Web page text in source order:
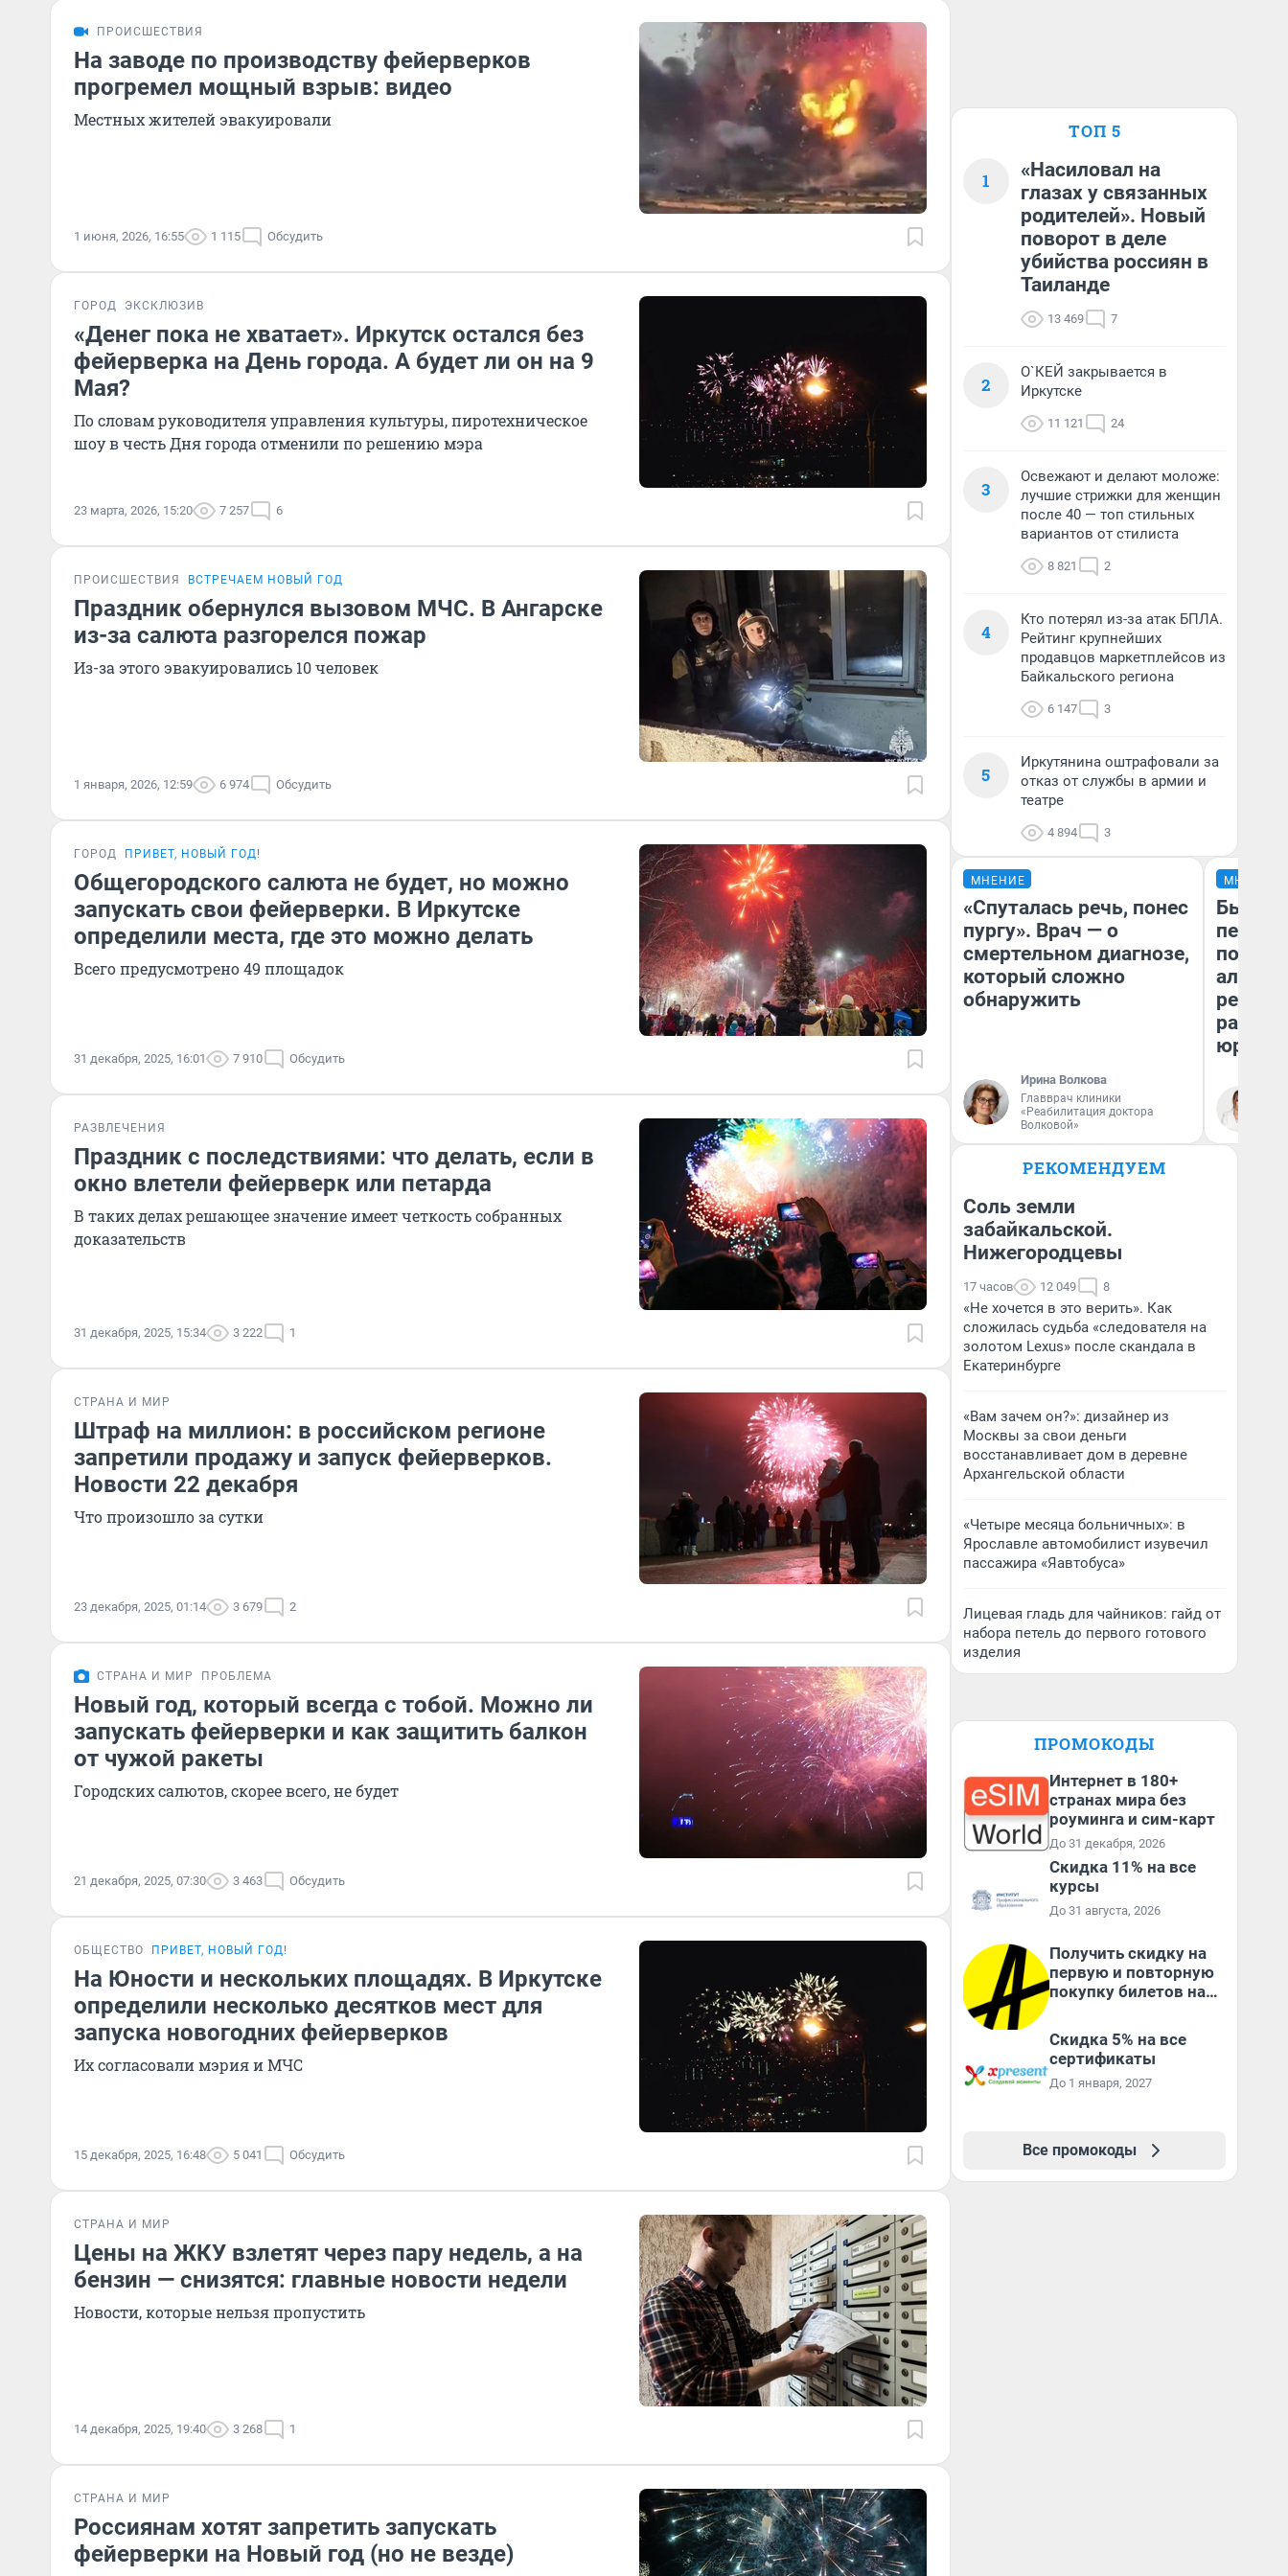
ПРОИСШЕСТВИЯ
На заводе по производству фейерверков
прогремел мощный взрыв: видео
Местных жителей эвакуировали
1 июня, 2026, 16:55 1 115 Обсудить
ГОРОД ЭКСКЛЮЗИВ
«Денег пока не хватает». Иркутск остался без
фейерверка на День города. А будет ли он на 9
Мая?
По словам руководителя управления культуры, пиротехническое
шоу в честь Дня города отменили по решению мэра
23 марта, 2026, 15:20 7 257 6
ПРОИСШЕСТВИЯ ВСТРЕЧАЕМ НОВЫЙ ГОД
Праздник обернулся вызовом МЧС. В Ангарске
из-за салюта разгорелся пожар
Из-за этого эвакуировались 10 человек
1 января, 2026, 12:59 6 974 Обсудить
ГОРОД ПРИВЕТ, НОВЫЙ ГОД!
Общегородского салюта не будет, но можно
запускать свои фейерверки. В Иркутске
определили места, где это можно делать
Всего предусмотрено 49 площадок
31 декабря, 2025, 16:01 7 910 Обсудить
РАЗВЛЕЧЕНИЯ
Праздник с последствиями: что делать, если в
окно влетели фейерверк или петарда
В таких делах решающее значение имеет четкость собранных
доказательств
31 декабря, 2025, 15:34 3 222 1
СТРАНА И МИР
Штраф на миллион: в российском регионе
запретили продажу и запуск фейерверков.
Новости 22 декабря
Что произошло за сутки
23 декабря, 2025, 01:14 3 679 2
СТРАНА И МИР ПРОБЛЕМА
Новый год, который всегда с тобой. Можно ли
запускать фейерверки и как защитить балкон
от чужой ракеты
Городских салютов, скорее всего, не будет
21 декабря, 2025, 07:30 3 463 Обсудить
ОБЩЕСТВО ПРИВЕТ, НОВЫЙ ГОД!
На Юности и нескольких площадях. В Иркутске
определили несколько десятков мест для
запуска новогодних фейерверков
Их согласовали мэрия и МЧС
15 декабря, 2025, 16:48 5 041 Обсудить
СТРАНА И МИР
Цены на ЖКУ взлетят через пару недель, а на
бензин — снизятся: главные новости недели
Новости, которые нельзя пропустить
14 декабря, 2025, 19:40 3 268 1
СТРАНА И МИР
Россиянам хотят запретить запускать
фейерверки на Новый год (но не везде)
ТОП 5
1
«Насиловал на
глазах у связанных
родителей». Новый
поворот в деле
убийства россиян в
Таиланде
13 469 7
2
О`КЕЙ закрывается в
Иркутске
11 121 24
3
Освежают и делают моложе:
лучшие стрижки для женщин
после 40 — топ стильных
вариантов от стилиста
8 821 2
4
Кто потерял из-за атак БПЛА.
Рейтинг крупнейших
продавцов маркетплейсов из
Байкальского региона
6 147 3
5
Иркутянина оштрафовали за
отказ от службы в армии и
театре
4 894 3
МНЕНИЕ
«Спуталась речь, понес
пургу». Врач — о
смертельном диагнозе,
который сложно
обнаружить
Ирина Волкова
Главврач клиники
«Реабилитация доктора
Волковой»
МНЕНИЕ
Был
разбор
юриста
РЕКОМЕНДУЕМ
Соль земли
забайкальской.
Нижегородцевы
17 часов 12 049 8
«Не хочется в это верить». Как
сложилась судьба «следователя на
золотом Lexus» после скандала в
Екатеринбурге
«Вам зачем он?»: дизайнер из
Москвы за свои деньги
восстанавливает дом в деревне
Архангельской области
«Четыре месяца больничных»: в
Ярославле автомобилист изувечил
пассажира «Яавтобуса»
Лицевая гладь для чайников: гайд от
набора петель до первого готового
изделия
ПРОМОКОДЫ
Интернет в 180+
странах мира без
роуминга и сим-карт
До 31 декабря, 2026
Скидка 11% на все
курсы
До 31 августа, 2026
Получить скидку на
первую и повторную
покупку билетов на
Скидка 5% на все
сертификаты
До 1 января, 2027
Все промокоды